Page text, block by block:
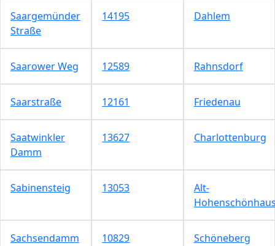
Saargemünder
Straße
14195 Dahlem
Saarower Weg 12589 Rahnsdorf
Saarstraße 12161 Friedenau
Saatwinkler
Damm
13627 Charlottenburg
Sabinensteig 13053
Alt-
Sachsendamm 10829 Schöneberg